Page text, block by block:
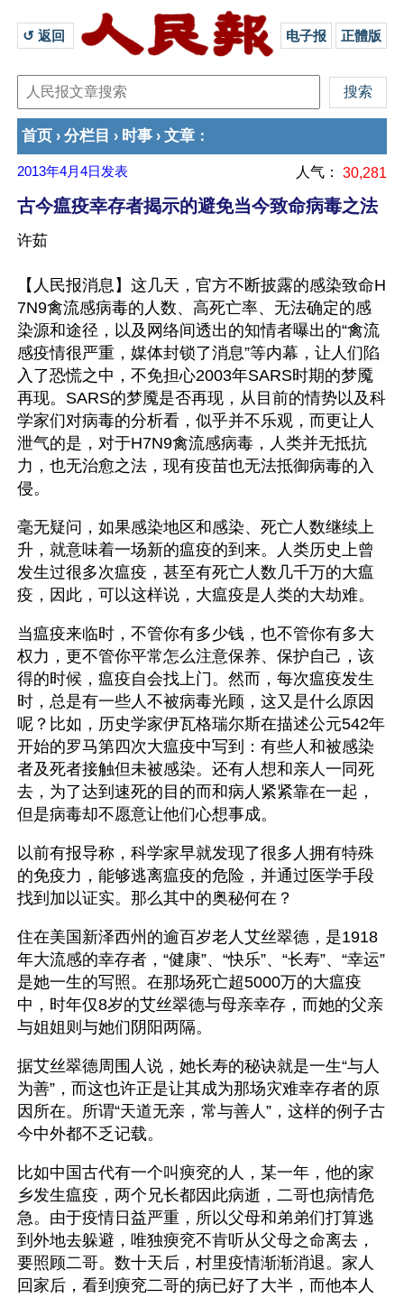
↺ 返回 电子报 正體版
首页 › 分栏目 › 时事 › 文章 ：
2013年4月4日 发表 人气： 30,281
古今瘟疫幸存者揭示的避免当今致命病毒之法
许茹
【人民报消息】这几天，官方不断披露的感染致命H
7N9禽流感病毒的人数、高死亡率、无法确定的感
染源和途径，以及网络间透出的知情者曝出的“禽流
感疫情很严重，媒体封锁了消息”等内幕，让人们陷
入了恐慌之中，不免担心2003年SARS时期的梦魇
再现。SARS的梦魇是否再现，从目前的情势以及科
学家们对病毒的分析看，似乎并不乐观，而更让人
泄气的是，对于H7N9禽流感病毒，人类并无抵抗
力，也无治愈之法，现有疫苗也无法抵御病毒的入
侵。
毫无疑问，如果感染地区和感染、死亡人数继续上
升，就意味着一场新的瘟疫的到来。人类历史上曾
发生过很多次瘟疫，甚至有死亡人数几千万的大瘟
疫，因此，可以这样说，大瘟疫是人类的大劫难。
当瘟疫来临时，不管你有多少钱，也不管你有多大
权力，更不管你平常怎么注意保养、保护自己，该
得的时候，瘟疫自会找上门。然而，每次瘟疫发生
时，总是有一些人不被病毒光顾，这又是什么原因
呢？比如，历史学家伊瓦格瑞尔斯在描述公元542年
开始的罗马第四次大瘟疫中写到：有些人和被感染
者及死者接触但未被感染。还有人想和亲人一同死
去，为了达到速死的目的而和病人紧紧靠在一起，
但是病毒却不愿意让他们心想事成。
以前有报导称，科学家早就发现了很多人拥有特殊
的免疫力，能够逃离瘟疫的危险，并通过医学手段
找到加以证实。那么其中的奥秘何在？
住在美国新泽西州的逾百岁老人艾丝翠德，是1918
年大流感的幸存者，“健康”、“快乐”、“长寿”、“幸运”
是她一生的写照。在那场死亡超5000万的大瘟疫
中，时年仅8岁的艾丝翠德与母亲幸存，而她的父亲
与姐姐则与她们阴阳两隔。
据艾丝翠德周围人说，她长寿的秘诀就是一生“与人
为善”，而这也许正是让其成为那场灾难幸存者的原
因所在。所谓“天道无亲，常与善人”，这样的例子古
今中外都不乏记载。
比如中国古代有一个叫瘐兖的人，某一年，他的家
乡发生瘟疫，两个兄长都因此病逝，二哥也病情危
急。由于疫情日益严重，所以父母和弟弟们打算逃
到外地去躲避，唯独瘐兖不肯听从父母之命离去，
要照顾二哥。数十天后，村里疫情渐渐消退。家人
回家后，看到瘐兖二哥的病已好了大半，而他本人